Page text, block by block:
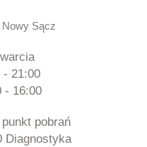
Sącz
- 21:00
- 16:00
pobrań
Diagnostyka